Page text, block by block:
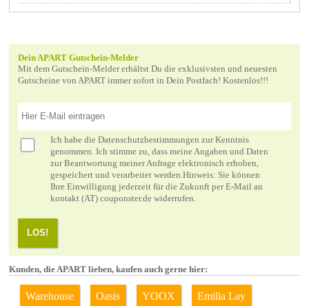
Dein APART Gutschein-Melder
Mit dem Gutschein-Melder erhältst Du die exklusivsten und neuesten
Gutscheine von APART immer sofort in Dein Postfach! Kostenlos!!!
Ich habe die Datenschutzbestimmungen zur Kenntnis
genommen. Ich stimme zu, dass meine Angaben und Daten
zur Beantwortung meiner Anfrage elektronisch erhoben,
gespeichert und verarbeitet werden.Hinweis: Sie können
Ihre Einwilligung jederzeit für die Zukunft per E-Mail an
kontakt (AT) couponster.de widerrufen.
LOS!
Kunden, die APART lieben, kaufen auch gerne hier:
Warehouse Oasis YOOX Emilia Lay